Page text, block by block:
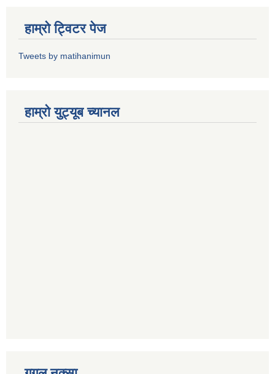
हाम्राे ट्विटर पेज
Tweets by matihanimun
हाम्रो युट्यूब च्यानल